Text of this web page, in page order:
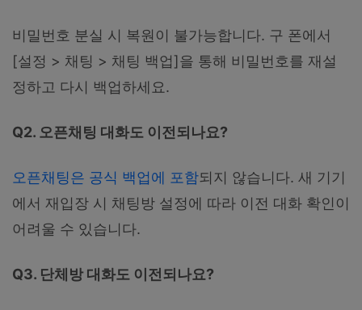
비밀번호 분실 시 복원이 불가능합니다. 구 폰에서
[설정 > 채팅 > 채팅 백업]을 통해 비밀번호를 재설
정하고 다시 백업하세요.
Q2. 오픈채팅 대화도 이전되나요?
오픈채팅은 공식 백업에 포함되지 않습니다. 새 기기
에서 재입장 시 채팅방 설정에 따라 이전 대화 확인이
어려울 수 있습니다.
Q3. 단체방 대화도 이전되나요?